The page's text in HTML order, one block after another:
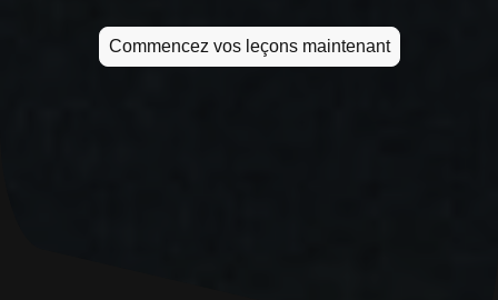
Commencez vos leçons maintenant